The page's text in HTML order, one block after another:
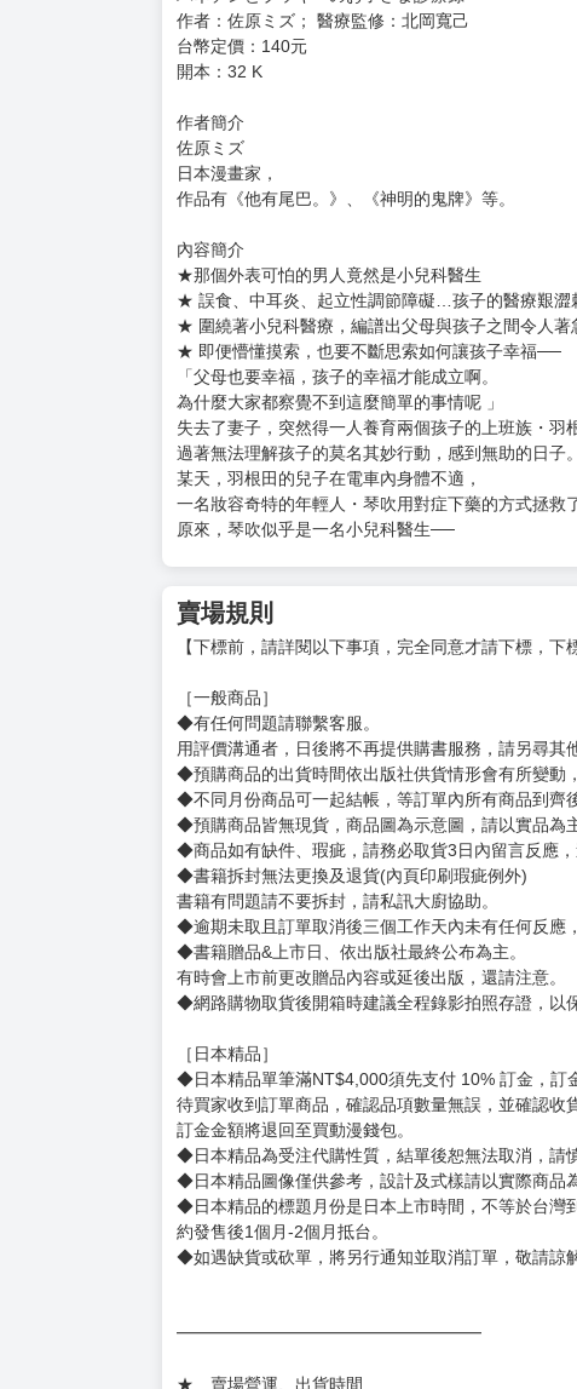
-
+
購買評價限制
使用超商取貨付款：負評≦1分 超商未取貨≦1次
ハネチンとブッキーのお子さま診療録
作者：佐原ミズ； 醫療監修：北岡寬己
台幣定價：140元
開本：32 K
作者簡介
佐原ミズ
日本漫畫家，
作品有《他有尾巴。》、《神明的鬼牌》等。
內容簡介
★那個外表可怕的男人竟然是小兒科醫生
★ 圍繞著小兒科醫療，編譜出父母與孩子之間令人
★ 即便懵懂摸索，也要不斷思索如何讓孩子幸福──
「父母也要幸福，孩子的幸福才能成立啊。
為什麼大家都察覺不到這麼簡單的事情呢 」
過著無法理解孩子的莫名其妙行動，感到無助的日子。
某天，羽根田的兒子在電車內身體不適，
一名妝容奇特的年輕人・琴吹用對症下藥的方式拯救
原來，琴吹似乎是一名小兒科醫生──
賣場規則
【下標前，請詳閱以下事項，完全同意才請下標，下
［一般商品］
◆有任何問題請聯繫客服。
用評價溝通者，日後將不再提供購書服務，請另尋其
◆不同月份商品可一起結帳，等訂單內所有商品到齊
◆預購商品皆無現貨，商品圖為示意圖，請以實品為
◆商品如有缺件、瑕疵，請務必取貨3日內留言反應
◆書籍拆封無法更換及退貨(內頁印刷瑕疵例外)
書籍有問題請不要拆封，請私訊大廚協助。
◆逾期未取且訂單取消後三個工作天內未有任何反應
◆書籍贈品&上市日、依出版社最終公布為主。
有時會上市前更改贈品內容或延後出版，還請注意。
◆網路購物取貨後開箱時建議全程錄影拍照存證，以
訂金金額將退回至買動漫錢包。